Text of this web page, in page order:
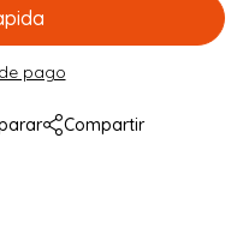
pago
Compartir